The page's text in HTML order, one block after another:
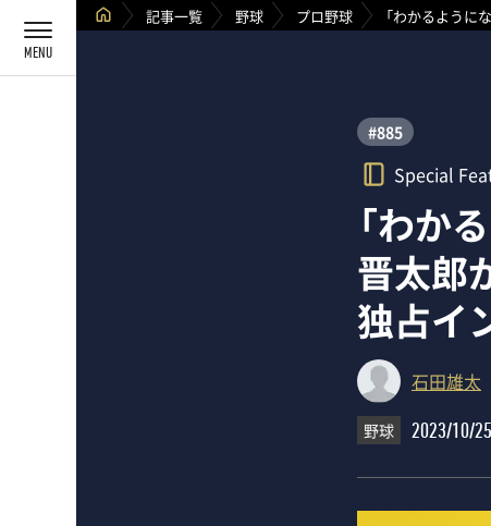
記事一覧 野球 プロ野球 「わかるように
#885
Special
「わか
晋太郎
独占イ
石田雄太
野球 2023/10/25